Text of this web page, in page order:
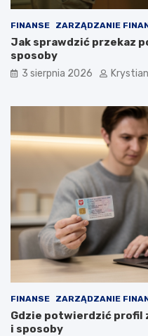
FINANSE ZARZĄDZANIE
Jak sprawdzić przekaz
sposoby
3 sierpnia 2026
FINANSE ZARZĄDZANIE
Gdzie potwierdzić profil
i sposoby